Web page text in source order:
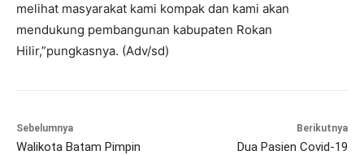
melihat masyarakat kami kompak dan kami akan
mendukung pembangunan kabupaten Rokan
Hilir,”pungkasnya. (Adv/sd)
Sebelumnya
Walikota Batam Pimpin
Berikutnya
Dua Pasien Covid-19